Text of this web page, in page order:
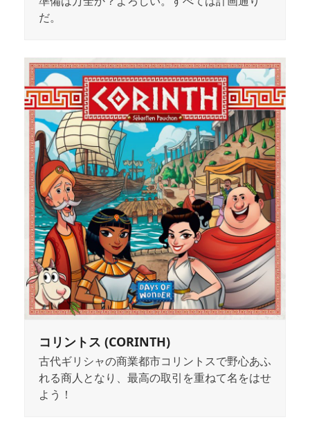
だ。
コリントス (CORINTH)
古代ギリシャの商業都市コリントスで野心あふ
れる商人となり、最高の取引を重ねて名をはせ
よう！